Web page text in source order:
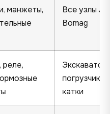
манжеты,
Все узлы
Bomag
реле,
погрузчики,
катки